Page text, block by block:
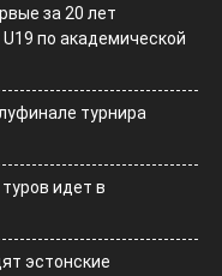
за 20 лет
по академической
турнира
идет в
эстонские